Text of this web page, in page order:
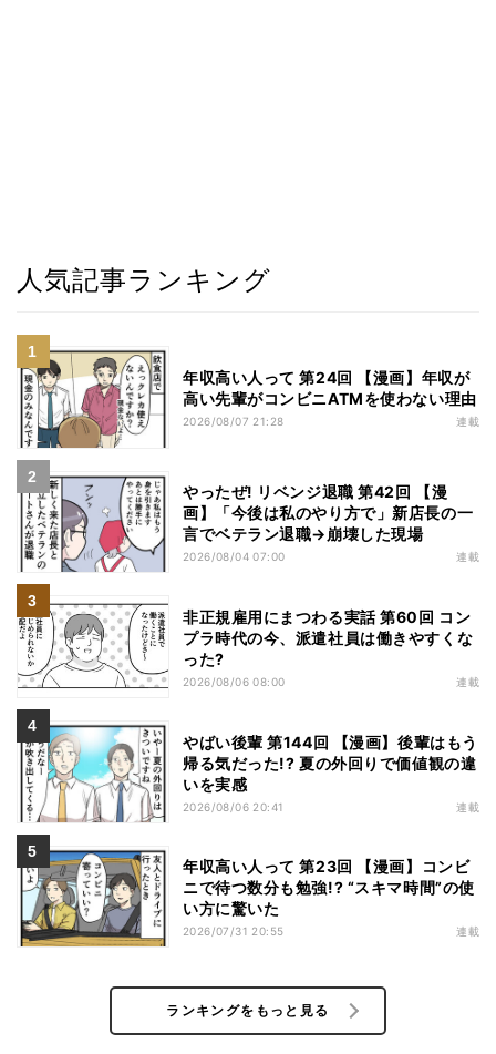
人気記事ランキング
年収高い人って 第24回 【漫画】年収が
高い先輩がコンビニATMを使わない理由
2026/08/07 21:28 連載
やったぜ! リベンジ退職 第42回 【漫
画】「今後は私のやり方で」新店長の一
言でベテラン退職→崩壊した現場
2026/08/04 07:00 連載
非正規雇用にまつわる実話 第60回 コン
プラ時代の今、派遣社員は働きやすくな
った?
2026/08/06 08:00 連載
やばい後輩 第144回 【漫画】後輩はもう
帰る気だった!? 夏の外回りで価値観の違
いを実感
2026/08/06 20:41 連載
年収高い人って 第23回 【漫画】コンビ
ニで待つ数分も勉強!? “スキマ時間”の使
い方に驚いた
2026/07/31 20:55 連載
ランキングをもっと見る